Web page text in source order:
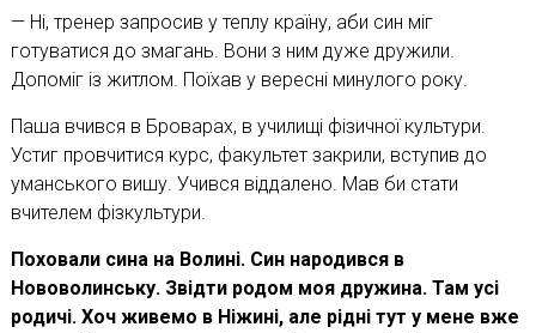
— Ні, тренер запросив у теплу країну, аби син міг
готуватися до змагань. Вони з ним дуже дружили.
Допоміг із житлом. Поїхав у вересні минулого року.
Паша вчився в Броварах, в училищі фізичної культури.
Устиг провчитися курс, факультет закри­ли, вступив до
уманського вишу. Учився віддалено. Мав би стати
вчителем фізкультури.
Поховали сина на Волині. Син народився в
Нововолинську. Звідти родом моя дружина. Там усі
родичі. Хоч живемо в Ніжині, але рідні тут у мене вже